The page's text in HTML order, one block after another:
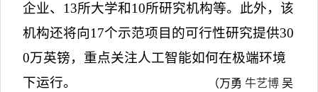
企业、 13所大学和10所研究机构等。此外，该
机构还将向17个示范项目的可行性研究提供30
0万英镑，重点关注人工智能如何在极端环境
下运行。
（万勇牛艺博吴